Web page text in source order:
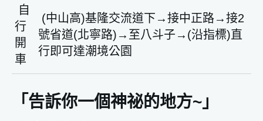
自
行
開
車
(中山高)基隆交流道下→接中正路→接2
號省道(北寧路)→至八斗子→(沿指標)直
行即可達潮境公園
「告訴你一個神祕的地方~」